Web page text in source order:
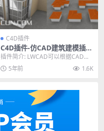
C4D插件
C4D插件-仿CAD建筑建模插件
WTools3D LWCAD v2020.00
Win破解版
插件简介: LWCAD可以根据CAD工
具的方式在C4D中完成建模，特别
是建筑方便...
5年前 1.6K